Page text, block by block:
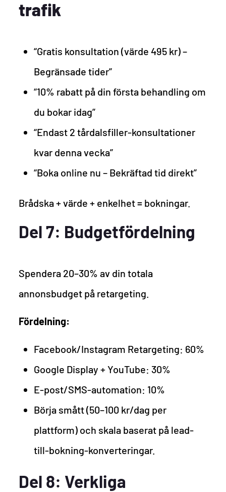
trafik
“Gratis konsultation (värde 495 kr) –
Begränsade tider”
“10% rabatt på din första behandling om
du bokar idag”
“Endast 2 tårdalsfiller-konsultationer
kvar denna vecka”
“Boka online nu – Bekräftad tid direkt”
Brådska + värde + enkelhet = bokningar.
Del 7: Budgetfördelning
Spendera 20–30% av din totala
annonsbudget på retargeting.
Fördelning:
Facebook/Instagram Retargeting: 60%
Google Display + YouTube: 30%
E-post/SMS-automation: 10%
Börja smått (50–100 kr/dag per
plattform) och skala baserat på lead-
till-bokning-konverteringar.
Del 8: Verkliga